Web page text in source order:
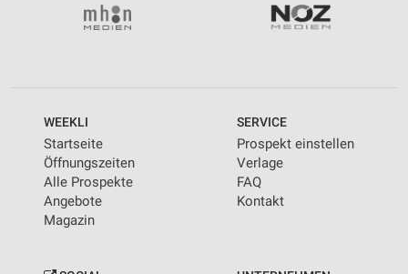
WEEKLI
Startseite
Öffnungszeiten
Alle Prospekte
Angebote
Magazin
SERVICE
Prospekt einstellen
Verlage
FAQ
Kontakt